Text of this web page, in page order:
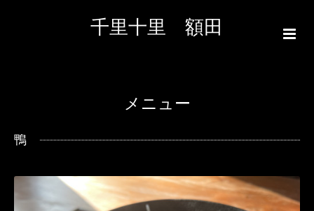
千里十里 額田
メニュー
鴨